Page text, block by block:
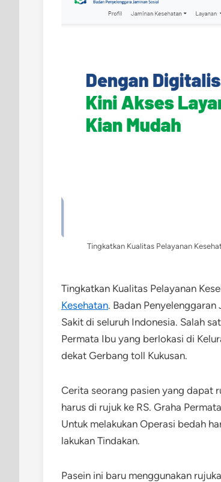
Tingkatkan Kualitas Pelayanan
Tingkatkan Kualitas Pelayanan
Kesehatan. Badan
Sakit di seluruh Indonesia. Salah
Permata Ibu yang berlokasi di
dekat Gerbang toll Kukusan.
Cerita seorang pasien yang dapat
harus di rujuk ke RS. Graha
Untuk melakukan Operasi bedah
lakukan Tindakan.
Pasein ini baru menggunakan